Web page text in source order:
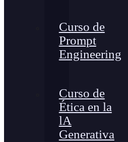
Curso de
Prompt
Engineering
Curso de
Ética en la
lA
Generativa